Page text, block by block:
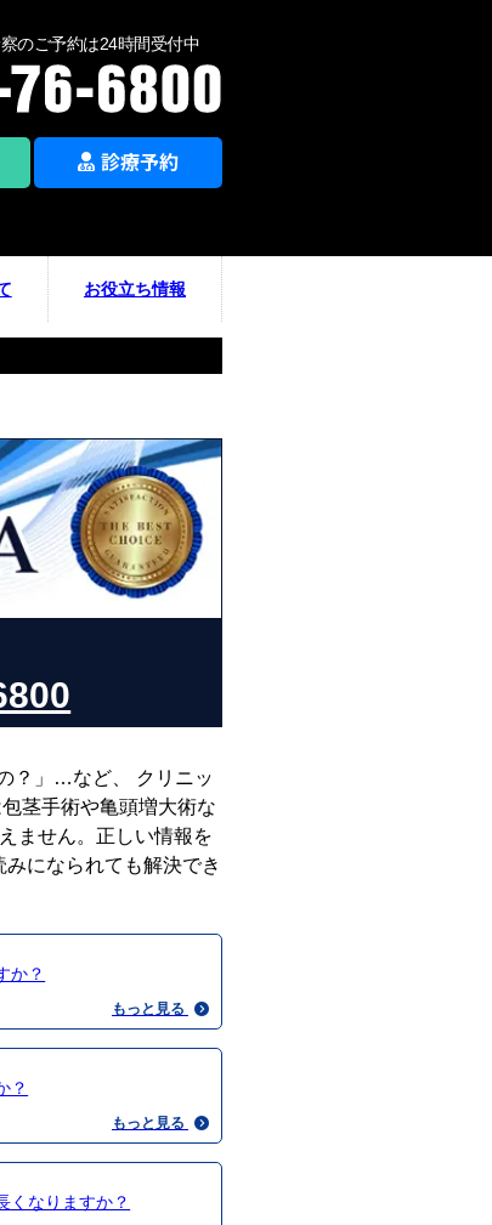
のご予約は24時間受付中
お役立ち情報
？」…など、 クリニッ
茎手術や亀頭増大術な
ません。正しい情報を
になられても解決でき
か？
もっと見る
？
もっと見る
くなりますか？